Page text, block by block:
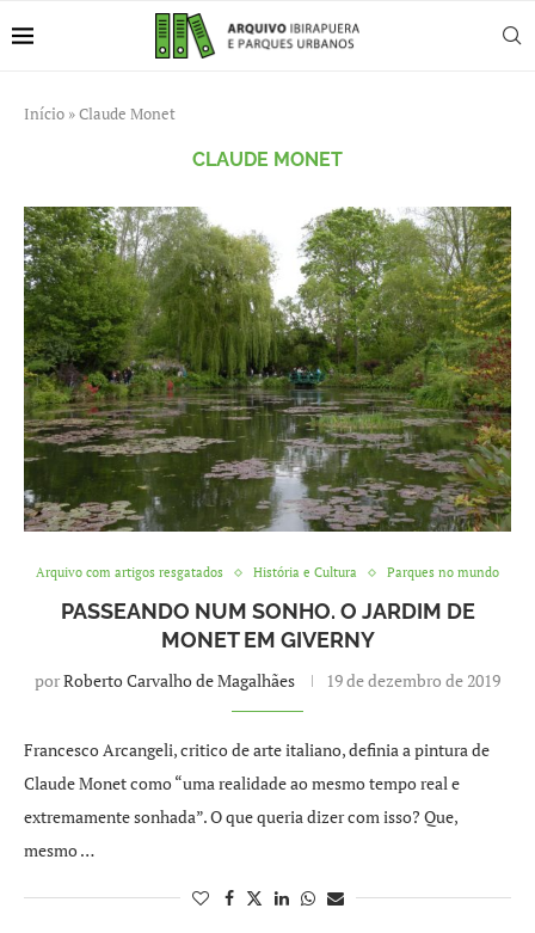
Início »Claude Monet
CLAUDE MONET
Arquivo com artigos resgatados História e Cultura Parques no mundo
PASSEANDO NUM SONHO. O JARDIM DE
MONET EM GIVERNY
porRoberto Carvalho de Magalhães 19 de dezembro de 2019
Francesco Arcangeli, critico de arte italiano, definia a pintura de
Claude Monet como “uma realidade ao mesmo tempo real e
extremamente sonhada”. O que queria dizer com isso? Que,
mesmo …